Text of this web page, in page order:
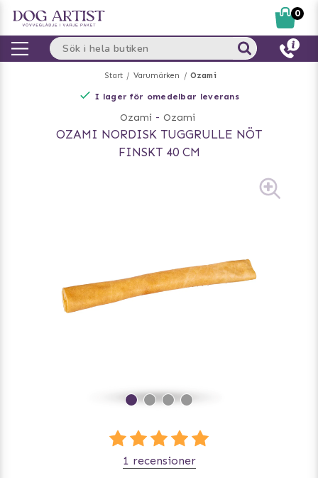
Start Varumärken Ozami
I lager för omedelbar leverans
Ozami - Ozami
OZAMI NORDISK TUGGRULLE NÖT
FINSKT 40 CM
1 recensioner
0